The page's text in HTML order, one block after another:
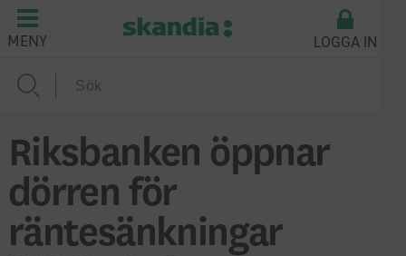
MENY LOGGA IN
Riksbanken öppnar
dörren för
räntesänkningar